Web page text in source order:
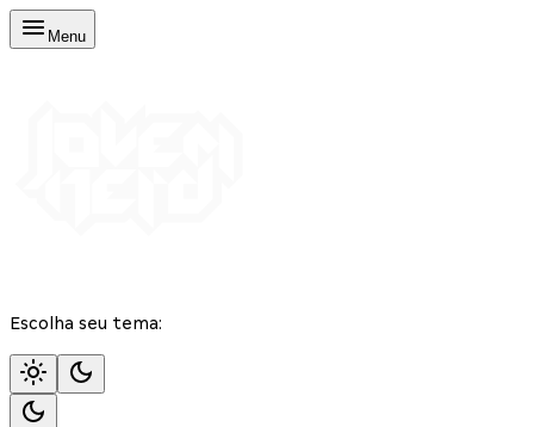
Menu
Escolha seu tema: